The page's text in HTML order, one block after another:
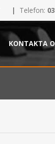
| Telefon:
KONTAKTA